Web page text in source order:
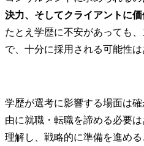
決力、そしてクライアントに
たとえ学歴に不安があっても
で、十分に採用される可能性は
学歴が選考に影響する場面は
由に就職・転職を諦める必要
理解し、戦略的に準備を進め